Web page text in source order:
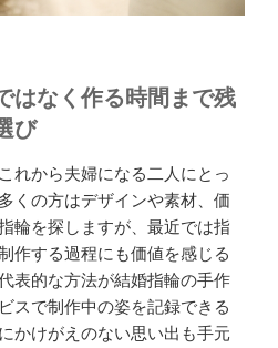
はなく作る時間まで残
び
れから夫婦になる二人にとっ
くの方はデザインや素材、価
輪を探しますが、最近では指
作する過程にも価値を感じる
表的な方法が結婚指輪の手作
スで制作中の姿を記録できる
かけがえのない思い出も手元